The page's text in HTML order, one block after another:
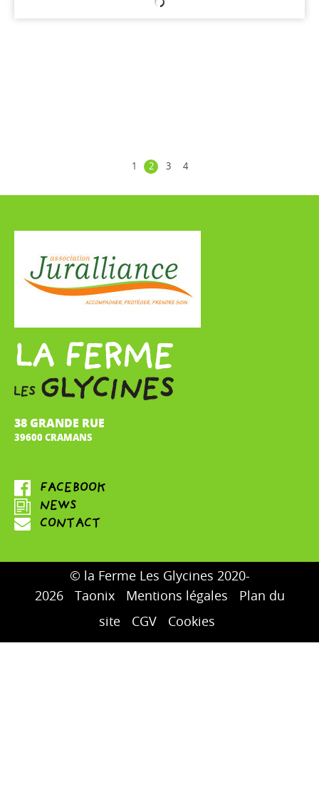
1 2 3 4
38 GRANDE RUE
39600 CRAMANS
© la Ferme Les Glycines 2020-
2026
Taonix Mentions légales
Plan du
site
CGV Cookies